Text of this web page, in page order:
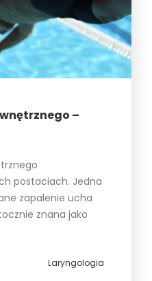
–
postaciach. Jedna
zapalenie ucha
znana jako
Laryngologia